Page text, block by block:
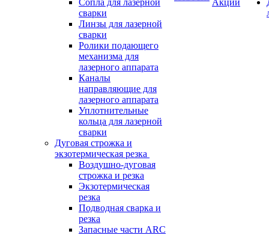
Сопла для лазерной
сварки
Линзы для лазерной
сварки
Ролики подающего
механизма для
лазерного аппарата
Каналы
направляющие для
лазерного аппарата
Уплотнительные
кольца для лазерной
сварки
Дуговая строжка и
экзотермическая резка
Воздушно-дуговая
строжка и резка
Экзотермическая
резка
Подводная сварка и
резка
Запасные части ARC
Акции